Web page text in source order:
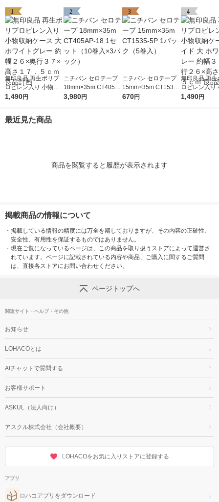
1
無印良品 再生ポリプ
ロピレン入り 小物収
納ケース 大 ホワイト
ｍ 良品計画
1,490円
2
ニチバン セロテープ
18mm×35m CT405A
P-18 1セット（10巻
3,980円
3
ニチバン セロテープ
15mm×35m CT1535-
5P 1パック（5巻入）
670円
4
無印良品 再生
ロピレン入り
納ケース ワイ
1,490円
最近見た商品
商品を閲覧すると履歴が表示されます
掲載商品の情報について
・ 掲載している情報の精度には万全を期しておりますが、その内容の正確性、
安全性、有用性を保証するものではありません。
・ 現在ご覧になっているページは、この商品を取り扱うストアによって運営さ
れています。ページに記載されている内容や商品、ご購入に関するご質問
は、直接各ストアにお問い合わせください。
ページトップへ
関連サイト・ヘルプ・その他
お知らせ
LOHACOとは
AIチャットで質問する
お客様サポート
ASKUL（法人向け）
アスクル株式会社（会社概要）
LOHACOをお気に入りストアに登録する
アプリ
ロハコアプリをダウンロード